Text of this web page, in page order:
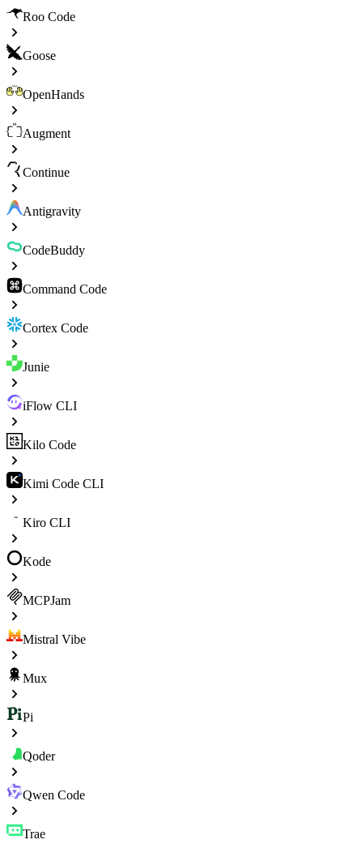
Roo Code
Goose
OpenHands
Augment
Continue
Antigravity
CodeBuddy
Command Code
Cortex Code
Junie
iFlow CLI
Kilo Code
Kimi Code CLI
Kiro CLI
Kode
MCPJam
Mistral Vibe
Mux
Pi
Qoder
Qwen Code
Trae